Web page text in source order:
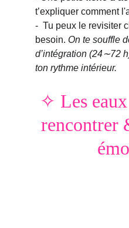
t’expliquer comment
-  Tu peux le revisiter
besoin. On te souffle
d’intégration (24∼72
ton rythme intérieur.
✧ Les
rencontrer